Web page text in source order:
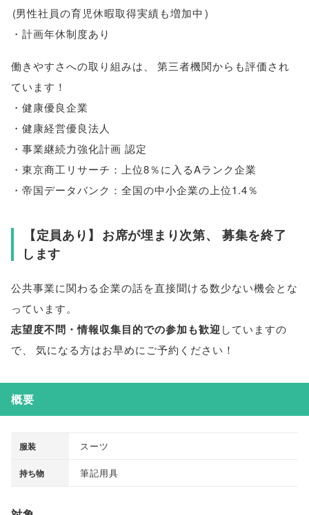
(男性社員の育児休暇取得実績も増加中 )
・計画年休制度あり
働きやすさへの取り組みは
第三者機関からも評価され
ています！
・健康優良企業
・健康経営優良法人
・事業継続力強化計画 認定
・東京商工リサーチ：上位8％に入るAランク企業
・帝国データバンク：全国の中小企業の上位1.4％
【定員あり】 お席が埋まり次第、
募集を終了
します
公共事業に関わる企業の話を直接聞ける数少ない機会とな
っています。
志望度不問・情報収集目的での参加も歓迎していますの
で、 気になる方はお早めにご予約ください！
概要
服装 スーツ
持ち物 筆記用具